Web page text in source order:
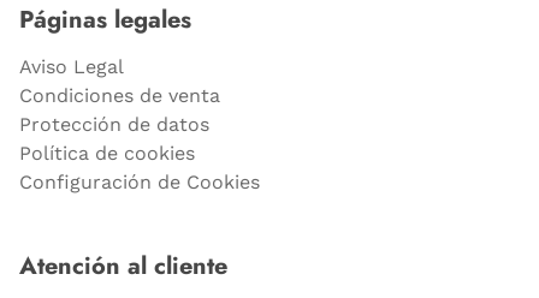
Páginas legales
Aviso Legal
Condiciones de venta
Protección de datos
Política de cookies
Configuración de Cookies
Atención al cliente